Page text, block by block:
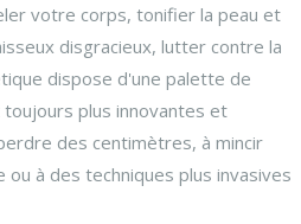
votre corps, tonifier la peau et
disgracieux, lutter contre la
dispose d'une palette de
plus innovantes et
des centimètres, à mincir
ou à des techniques plus invasives